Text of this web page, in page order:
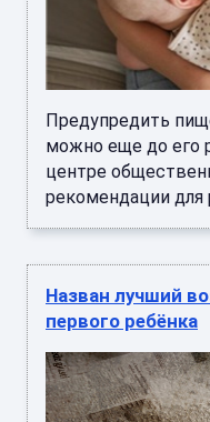
Предупредить
можно еще до его
центре
рекомендации для
Назван лучший
первого ребёнка